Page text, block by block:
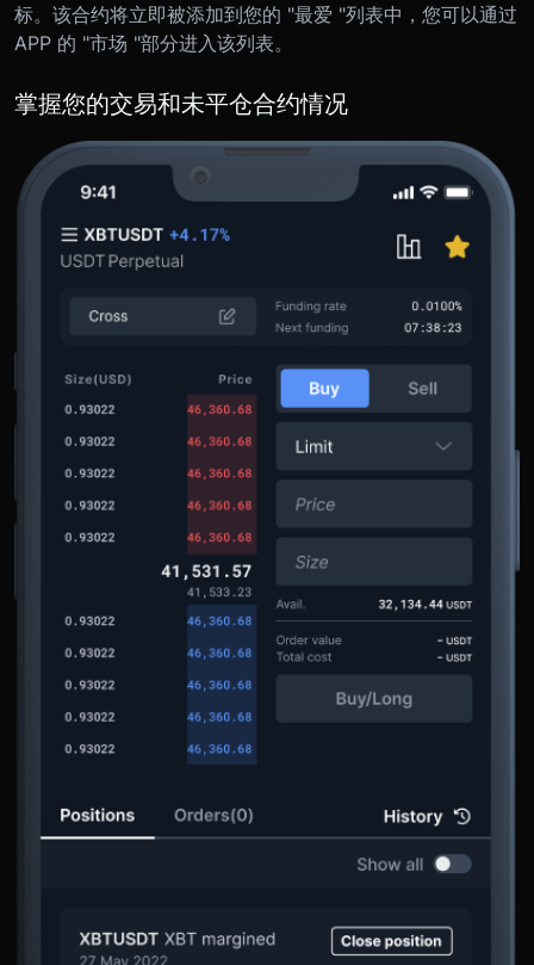
标。该合约将立即被添加到您的 "最爱 "列表中，您可以通过
APP 的 "市场 "部分进入该列表。
掌握您的交易和未平仓合约情况